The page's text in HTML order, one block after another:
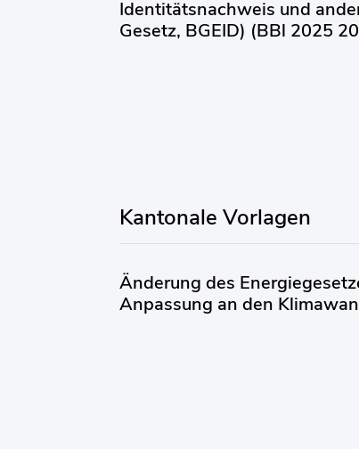
Identitätsnachweis und
Gesetz, BGEID) (BBl 2025
Kantonale Vorlagen
Änderung des
Anpassung an den